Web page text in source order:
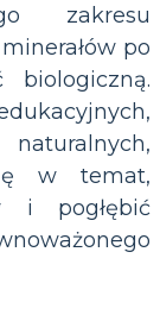
zakresu
po
biologiczną.
w temat,
i pogłębić